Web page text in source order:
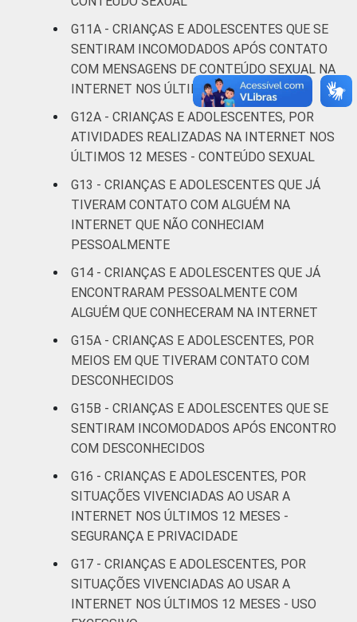
Não
respondeu
24
CLASSE
SOCIAL
AB 15
C 15
DE 15
Fonte: CGI.br/NIC.br, Centro Regional de
Sociedade da Informação (Cetic.br),
Pesquisa sobre o Uso da Internet por
Crianças e Adolescentes no Brasil – TIC Kids
Online Brasil 2017. ¹Dados coletados por
meio de questionários de
autopreenchimento.
G11A - CRIANÇAS E ADOLESCENTES QUE SE
SENTIRAM INCOMODADOS APÓS CONTATO
COM MENSAGENS DE CONTEÚDO SEXUAL NA
INTERNET NOS ÚLTIMOS 12 MESES
G12A - CRIANÇAS E ADOLESCENTES, POR
ATIVIDADES REALIZADAS NA INTERNET NOS
ÚLTIMOS 12 MESES - CONTEÚDO SEXUAL
G13 - CRIANÇAS E ADOLESCENTES QUE JÁ
TIVERAM CONTATO COM ALGUÉM NA
INTERNET QUE NÃO CONHECIAM
PESSOALMENTE
G14 - CRIANÇAS E ADOLESCENTES QUE JÁ
ENCONTRARAM PESSOALMENTE COM
ALGUÉM QUE CONHECERAM NA INTERNET
G15A - CRIANÇAS E ADOLESCENTES, POR
MEIOS EM QUE TIVERAM CONTATO COM
DESCONHECIDOS
G15B - CRIANÇAS E ADOLESCENTES QUE SE
SENTIRAM INCOMODADOS APÓS ENCONTRO
COM DESCONHECIDOS
G16 - CRIANÇAS E ADOLESCENTES, POR
SITUAÇÕES VIVENCIADAS AO USAR A
INTERNET NOS ÚLTIMOS 12 MESES -
SEGURANÇA E PRIVACIDADE
G17 - CRIANÇAS E ADOLESCENTES, POR
SITUAÇÕES VIVENCIADAS AO USAR A
INTERNET NOS ÚLTIMOS 12 MESES - USO